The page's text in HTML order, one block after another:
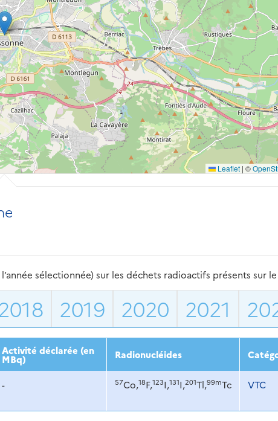
Leaflet | ©
sélectionnée) sur les déchets radioactifs présents sur
2019 2020 2021
Activité déclarée (en
MBq) Radionucléides
- 57Co,18F,123I,131I,201Tl,99mTc VTC